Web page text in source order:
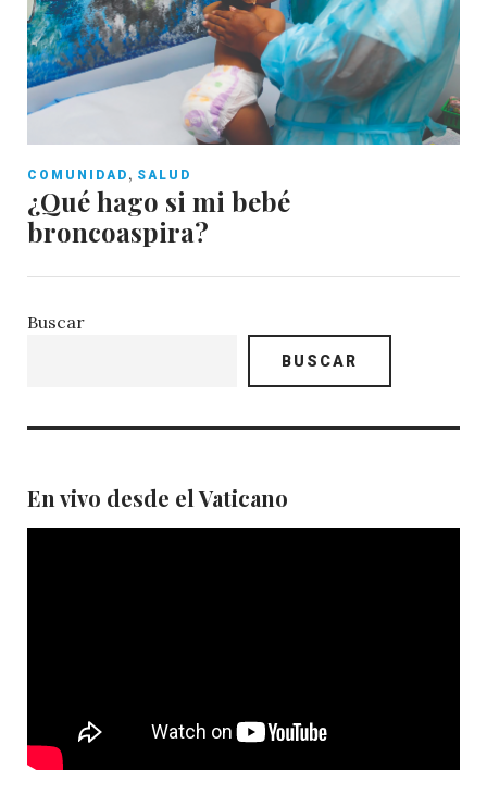
COMUNIDAD , SALUD
¿Qué hago si mi bebé
broncoaspira?
Buscar
BUSCAR
En vivo desde el Vaticano